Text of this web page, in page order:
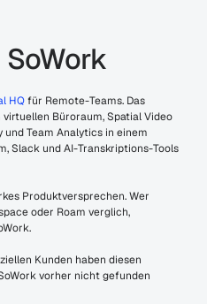
HQ für Remote-Teams. Das
Büroraum, Spatial Video
und Team Analytics in einem
Slack und AI-Transkriptions-Tools
Produktversprechen. Wer
oder Roam verglich,
Kunden haben diesen
vorher nicht gefunden